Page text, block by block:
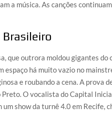
a música. As canções
Brasileiro
que outrora moldou gigantes do
espaço há muito vazio no
e roubando a cena. A prova
O vocalista do Capital
show da turnê 4.0 em Recife,